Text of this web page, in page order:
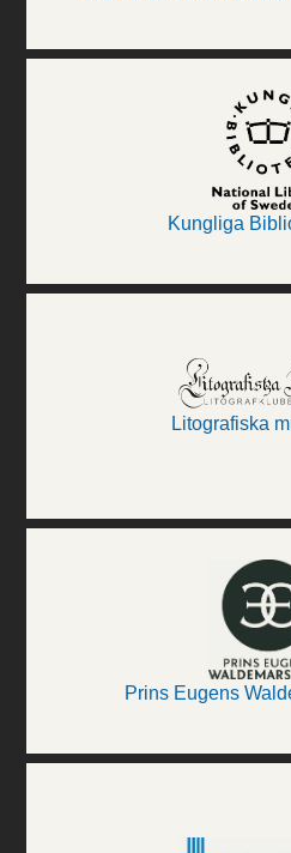
Kungliga
Litografiska
Prins Eugens